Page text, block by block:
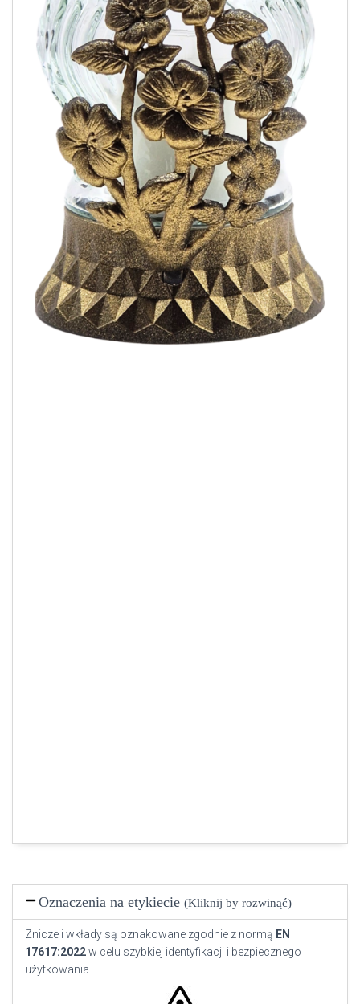
Oznaczenia na etykiecie (Kliknij by rozwinąć)
Znicze i wkłady są oznakowane zgodnie z normą EN
17617:2022w celu szybkiej identyfikacji i bezpiecznego
użytkowania.